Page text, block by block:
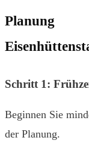
Planung
Schritt 1:
Beginnen Sie
der Planung.